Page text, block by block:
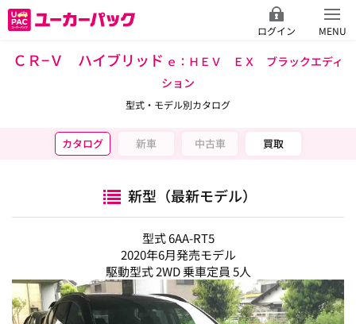
ログイン MENU
ＣＲ−Ｖ ハイブリッド ｅ：ＨＥＶ ＥＸ ブラックエディ
ション
型式・モデル別カタログ
カタログ 新車 中古車 買取
新型（最新モデル）
型式 6AA-RT5
2020年6月発売モデル
駆動型式 2WD 乗車定員 5人